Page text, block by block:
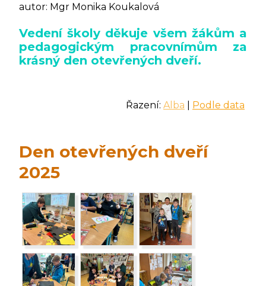
autor: Mgr Monika Koukalová
Vedení školy děkuje všem žákům a
pedagogickým pracovnímům za
krásný den otevřených dveří.
Řazení: Alba Podle data
Den otevřených dveří
2025